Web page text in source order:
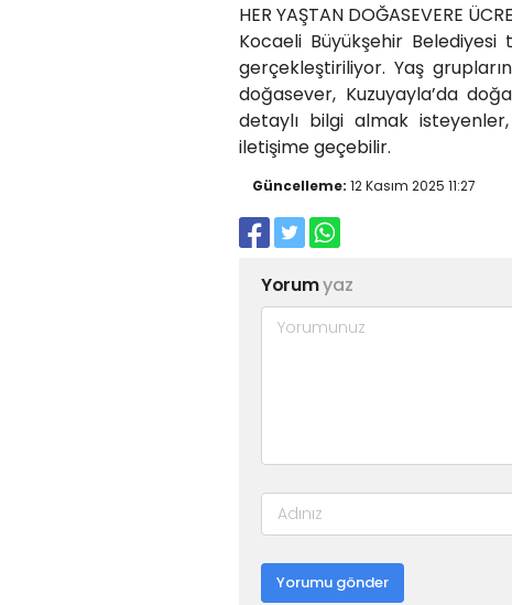
HER YAŞTAN DOĞASEVERE
Kocaeli Büyükşehir
gerçekleştiriliyor. Yaş
doğasever, Kuzuyayla’da
detaylı bilgi almak
iletişime geçebilir.
Güncelleme: 12 Kasım 2025 11:27
Yorumyaz
Yorumu gönder